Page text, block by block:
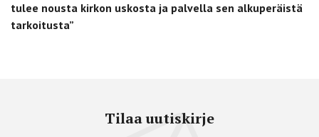
tulee nousta kirkon uskosta ja palvella sen alkuperäistä
tarkoitusta”
Tilaa uutiskirje